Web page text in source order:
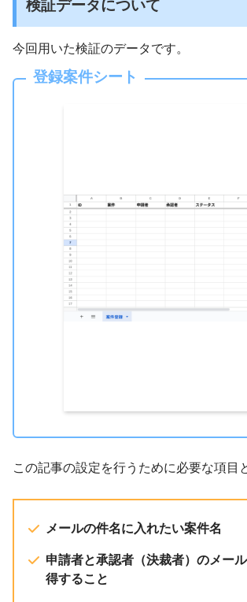
検証データについて
今回用いた検証のデータです。
登録案件シート
この記事の設定を行うために必要な項目
メールの件名に入れたい案件名
申請者と承認者（決裁者）のメー
得すること